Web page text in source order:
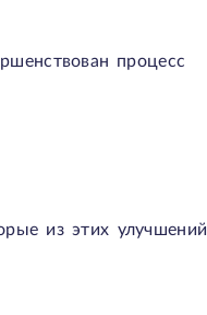
процесс
из этих улучшений